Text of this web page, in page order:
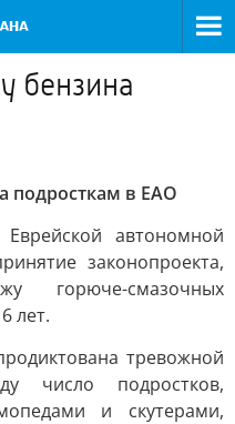
бензина
подросткам в ЕАО
автономной
законопроекта,
горюче-смазочных
лет.
тревожной
число подростков,
и скутерами,